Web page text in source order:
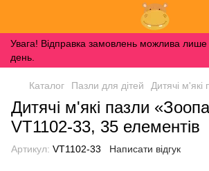
Увага! Відправка замовлень можлива лише
день.
Каталог Пазли для дітей Дитячі
Дитячі м'які пазли
VT1102-33, 35 елементів
Артикул: VT1102-33 Написати відгук